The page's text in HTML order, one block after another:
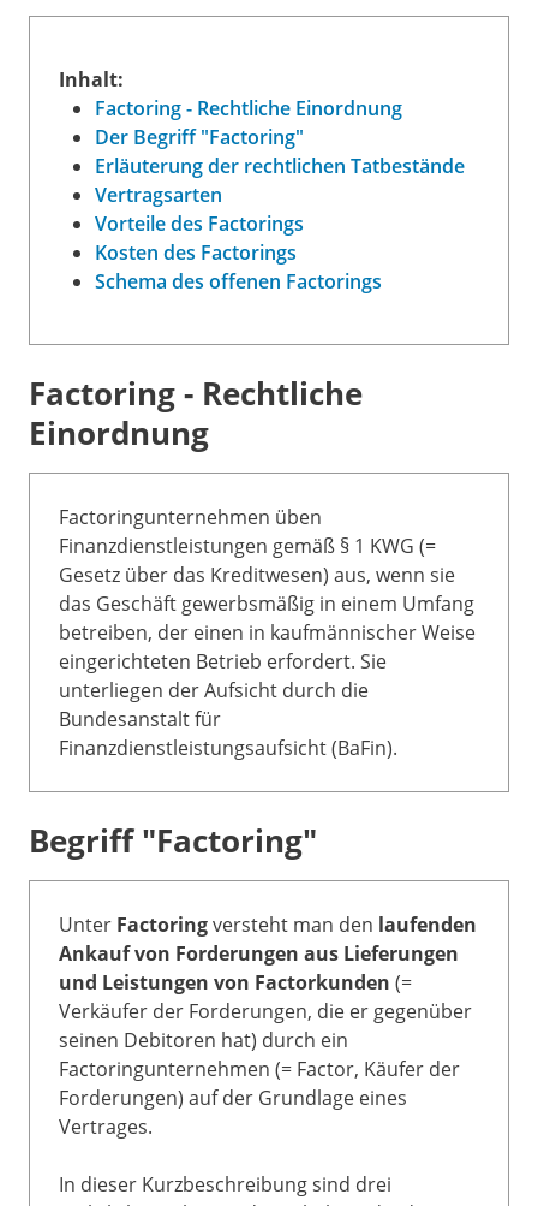
Inhalt:
Factoring - Rechtliche Einordnung
Der Begriff "Factoring"
Erläuterung der rechtlichen Tatbestände
Vertragsarten
Vorteile des Factorings
Kosten des Factorings
Schema des offenen Factorings
Factoring - Rechtliche
Einordnung
Factoringunternehmen üben
Finanzdienstleistungen gemäß § 1 KWG (=
Gesetz über das Kreditwesen) aus, wenn sie
das Geschäft gewerbsmäßig in einem Umfang
betreiben, der einen in kaufmännischer Weise
eingerichteten Betrieb erfordert. Sie
unterliegen der Aufsicht durch die
Bundesanstalt für
Finanzdienstleistungsaufsicht (BaFin).
Begriff "Factoring"
Unter Factoringversteht man den laufenden
Ankauf von Forderungen aus Lieferungen
und Leistungen von Factorkunden (=
Verkäufer der Forderungen, die er gegenüber
seinen Debitoren hat) durch ein
Factoringunternehmen (= Factor, Käufer der
Forderungen) auf der Grundlage eines
Vertrages.
In dieser Kurzbeschreibung sind drei